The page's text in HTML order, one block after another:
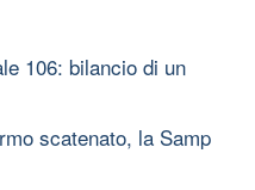
106: bilancio di un
scatenato, la Samp